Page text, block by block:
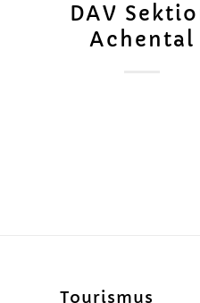
DAV
Achental
Tourismus